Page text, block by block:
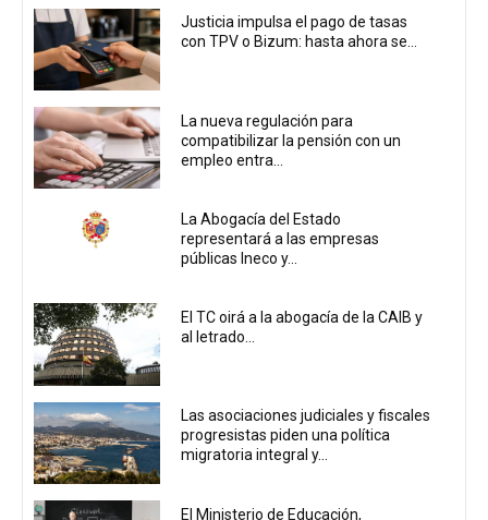
Justicia impulsa el pago de tasas
con TPV o Bizum: hasta ahora se...
La nueva regulación para
compatibilizar la pensión con un
empleo entra...
La Abogacía del Estado
representará a las empresas
públicas Ineco y...
El TC oirá a la abogacía de la CAIB y
al letrado...
Las asociaciones judiciales y fiscales
progresistas piden una política
migratoria integral y...
El Ministerio de Educación,